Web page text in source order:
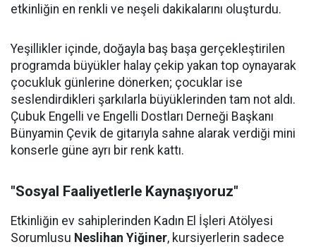
etkinliğin en renkli ve neşeli dakikalarını oluşturdu.
Yeşillikler içinde, doğayla baş başa gerçekleştirilen
programda büyükler halay çekip yakan top oynayarak
çocukluk günlerine dönerken; çocuklar ise
seslendirdikleri şarkılarla büyüklerinden tam not aldı.
Çubuk Engelli ve Engelli Dostları Derneği Başkanı
Bünyamin Çevik de gitarıyla sahne alarak verdiği mini
konserle güne ayrı bir renk kattı.
"Sosyal Faaliyetlerle Kaynaşıyoruz"
Etkinliğin ev sahiplerinden Kadın El İşleri Atölyesi
Sorumlusu Neslihan Yiğiner, kursiyerlerin sadece